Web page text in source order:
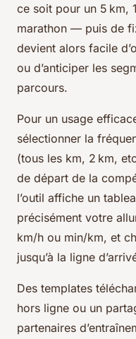
ce soit pour un 5 km,
marathon — puis de
devient alors facile
ou d’anticiper les
parcours.
Pour un usage
sélectionner la
(tous les km, 2 km,
de départ de la
l’outil affiche un
précisément votre
km/h ou min/km, et
jusqu’à la ligne
Des templates
hors ligne ou un
partenaires